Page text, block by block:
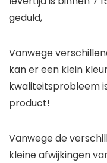
geduld,
Vanwege
kan er een klein
kwaliteitsprobleem
product!
Vanwege de
kleine afwijkingen